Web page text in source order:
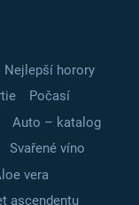
Nejlepší horory
Počasí
Auto – katalog
Svařené víno
vera
ascendentu